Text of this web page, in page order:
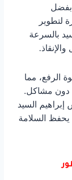
بفضل
لتطوير
بالسرعة
الرفع، مما
دون مشاكل.
إبراهيم السيد
يحفظ السلامة